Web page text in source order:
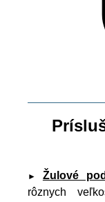
► Žulové
rôznych